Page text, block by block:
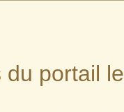
portail